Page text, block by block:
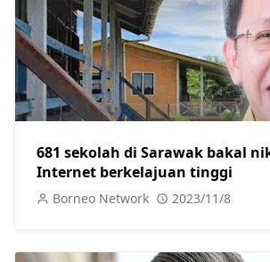
681 sekolah di Sarawak bakal
Internet berkelajuan tinggi
Borneo Network 2023/11/8